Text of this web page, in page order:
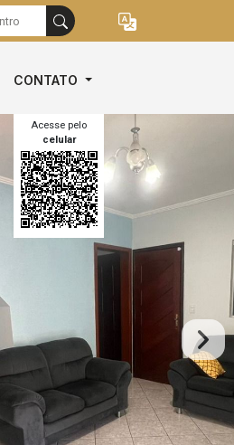
CONTATO
Acesse pelo
celular